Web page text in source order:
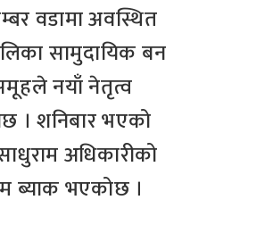
वडामा अवस्थित
सामुदायिक बन
नयाँ नेतृत्व
। शनिबार भएको
अधिकारीको
ब्याक भएकोछ ।